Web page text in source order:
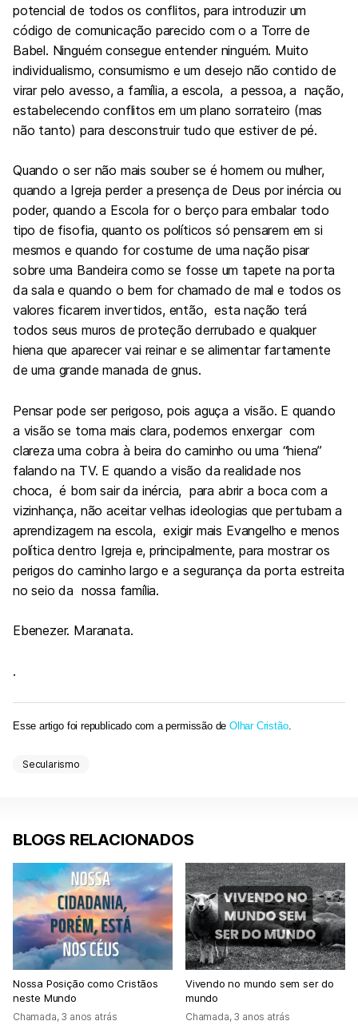
potencial de todos os conflitos, para introduzir um
código de comunicação parecido com o a Torre de
Babel. Ninguém consegue entender ninguém. Muito
individualismo, consumismo e um desejo não contido de
virar pelo avesso, a família, a escola, a pessoa, a nação,
estabelecendo conflitos em um plano sorrateiro (mas
não tanto) para desconstruir tudo que estiver de pé.
Quando o ser não mais souber se é homem ou mulher,
quando a Igreja perder a presença de Deus por inércia ou
poder, quando a Escola for o berço para embalar todo
tipo de fisofia, quanto os políticos só pensarem em si
mesmos e quando for costume de uma nação pisar
sobre uma Bandeira como se fosse um tapete na porta
da sala e quando o bem for chamado de mal e todos os
valores ficarem invertidos, então, esta nação terá
todos seus muros de proteção derrubado e qualquer
hiena que aparecer vai reinar e se alimentar fartamente
de uma grande manada de gnus.
Pensar pode ser perigoso, pois aguça a visão. E quando
a visão se torna mais clara, podemos enxergar com
clareza uma cobra à beira do caminho ou uma “hiena”
falando na TV. E quando a visão da realidade nos
choca, é bom sair da inércia, para abrir a boca com a
vizinhança, não aceitar velhas ideologias que pertubam a
aprendizagem na escola, exigir mais Evangelho e menos
política dentro Igreja e, principalmente, para mostrar os
perigos do caminho largo e a segurança da porta estreita
no seio da nossa família.
Ebenezer. Maranata.
.
Esse artigo foi republicado com a permissão de Olhar Cristão.
Secularismo
BLOGS RELACIONADOS
Nossa Posição como Cristãos
neste Mundo
Chamada, 3 anos atrás
Vivendo no mundo sem ser do
mundo
Chamada, 3 anos atrás